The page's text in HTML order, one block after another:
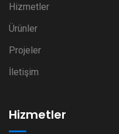
Hizmetler
Ürünler
Projeler
İletişim
Hizmetler